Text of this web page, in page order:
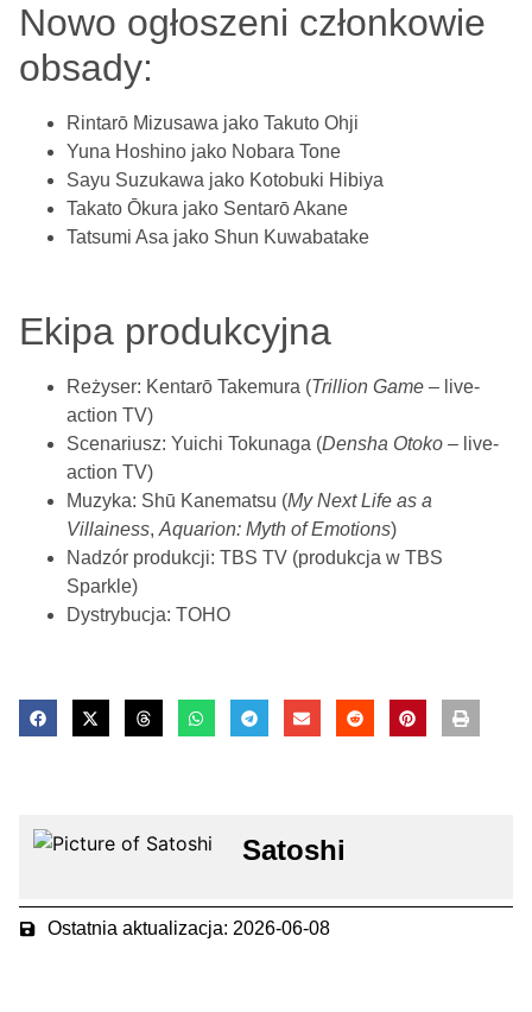
Nowo ogłoszeni członkowie
obsady:
Rintarō Mizusawa jako Takuto Ohji
Yuna Hoshino jako Nobara Tone
Sayu Suzukawa jako Kotobuki Hibiya
Takato Ōkura jako Sentarō Akane
Tatsumi Asa jako Shun Kuwabatake
Ekipa produkcyjna
Reżyser: Kentarō Takemura (Trillion Game – live-
action TV)
Scenariusz: Yuichi Tokunaga (Densha Otoko – live-
action TV)
Muzyka: Shū Kanematsu (My Next Life as a
Villainess, Aquarion: Myth of Emotions)
Nadzór produkcji: TBS TV (produkcja w TBS
Sparkle)
Dystrybucja: TOHO
Satoshi
Ostatnia aktualizacja: 2026-06-08